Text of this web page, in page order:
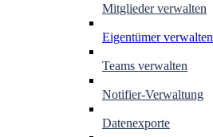
Mitglieder verwalten
Eigentümer verwalten
Teams verwalten
Notifier-Verwaltung
Datenexporte